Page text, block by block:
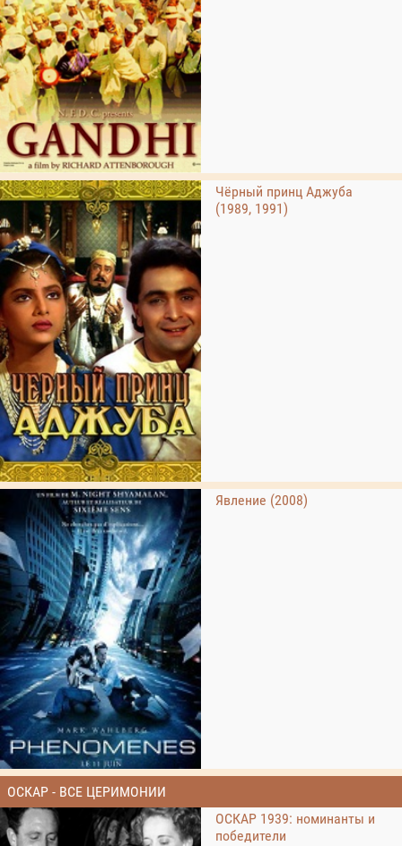
Чёрный принц Аджуба
(1989, 1991)
Явление (2008)
ОСКАР - ВСЕ ЦЕРИМОНИИ
ОСКАР 1939: номинанты и
победители